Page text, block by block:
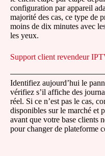
configuration par appareil
majorité des cas, ce type de
moins de dix minutes avec
les yeux.
Support client revendeur
Identifiez aujourd’hui le
vérifiez s’il affiche des
réel. Si ce n’est pas le cas,
disponibles sur le marché et
avant que votre base clients
pour changer de plateforme